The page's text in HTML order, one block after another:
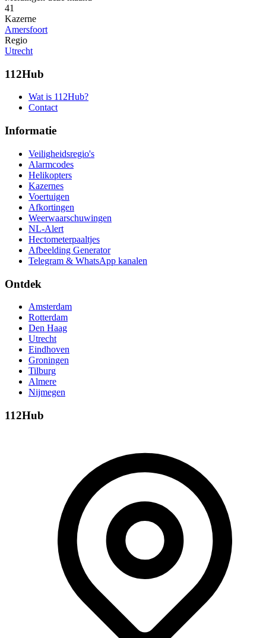
41
Kazerne
Amersfoort
Regio
Utrecht
112Hub
Wat is 112Hub?
Contact
Informatie
Veiligheidsregio's
Alarmcodes
Helikopters
Kazernes
Voertuigen
Afkortingen
Weerwaarschuwingen
NL-Alert
Hectometerpaaltjes
Afbeelding Generator
Telegram & WhatsApp kanalen
Ontdek
Amsterdam
Rotterdam
Den Haag
Utrecht
Eindhoven
Groningen
Tilburg
Almere
Nijmegen
112Hub